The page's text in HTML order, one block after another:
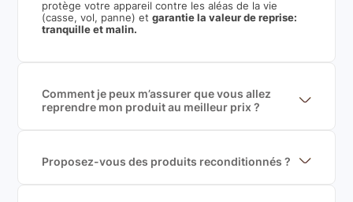
protège votre appareil contre les aléas de la vie
(casse, vol, panne) etgarantie la valeur de reprise:
tranquille et malin.
Comment je peux m’assurer que vous allez
reprendre mon produit au meilleur prix ?
garantir le meilleur prix de rachat. De plus, nous
sommes rémunéré à la commission sur la valeur de
Proposez-vous des produits reconditionnés ?